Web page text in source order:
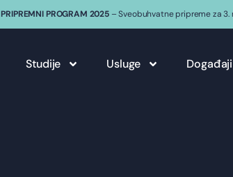
PRIPREMNI PROGRAM 2025– Sveobuhvatne pripreme za 3.
Studije Usluge Događaji